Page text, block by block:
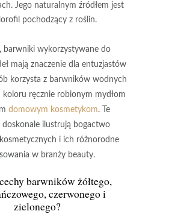
Jego naturalnym źródłem jest
pochodzący z roślin.
barwniki wykorzystywane do
mają znaczenie dla entuzjastów
korzysta z barwników wodnych
koloru ręcznie robionym mydłom
domowym kosmetykom. Te
doskonale ilustrują bogactwo
i ich różnorodne
w branży beauty.
barwników żółtego,
czerwonego i
zielonego?